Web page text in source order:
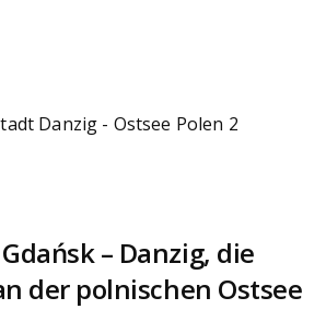
– Danzig, die
der polnischen Ostsee